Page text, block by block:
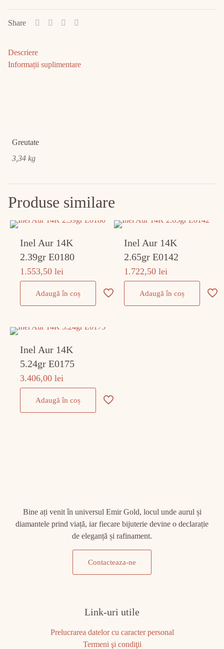
gr
Share
Descriere
Informații suplimentare
Greutate
3,34 kg
Produse similare
Inel Aur 14K
2.39gr E0180
1.553,50lei
Adaugă în coș
Inel Aur 14K
2.65gr E0142
1.722,50lei
Adaugă în coș
Inel Aur 14K
5.24gr E0175
3.406,00lei
Adaugă în coș
Bine ați venit în universul Emir Gold, locul unde aurul și
diamantele prind viață, iar fiecare bijuterie devine o declarație
de eleganță și rafinament.
Contacteaza-ne
Link-uri utile
Prelucrarea datelor cu caracter personal
Termeni şi condiţii